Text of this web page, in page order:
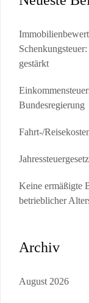
gestärkt
Bundesregierung
Fahrt-/
Keine ermäßigte
betrieblicher
Archiv
August 2026